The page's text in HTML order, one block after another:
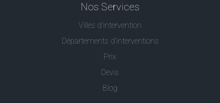
Nos Services
Villes d'intervention
Départements d'interventions
Prix
Devis
Blog